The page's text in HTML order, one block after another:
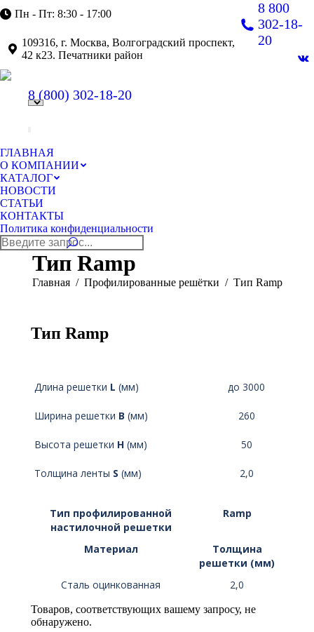
Пн - Пт: 8:30 - 17:00
109316, г. Москва, Волгоградский проспект,
42 к23. Печатники район
8 800
302-18-
20
8 (800) 302-18-20
ГЛАВНАЯ
О КОМПАНИИ
КАТАЛОГ
НОВОСТИ
СТАТЬИ
КОНТАКТЫ
Политика конфиденциальности
Поиск:
Тип Ramp
Главная Профилированные решётки Тип Ramp
Тип Ramp
Длина решетки L (мм) до 3000
Ширина решетки B (мм) 260
Высота решетки H (мм) 50
Толщина ленты S (мм) 2,0
Тип профилированной
настилочной решетки
Ramp
Материал
Толщина
решетки (мм)
Сталь оцинкованная
2,0
Товаров, соответствующих вашему запросу, не
обнаружено.